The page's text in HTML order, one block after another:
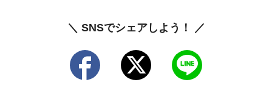
＼ SNSでシェアしよう！ ／